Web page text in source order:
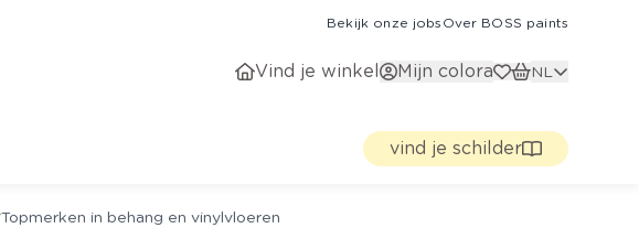
Bekijk onze jobs Over BOSS paints
Vind je winkel Mijn colora NL
vind je schilder
Topmerken in behang en vinylvloeren